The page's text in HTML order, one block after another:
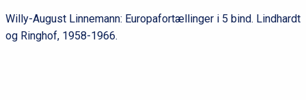
Willy-August Linnemann: Europafortællinger i 5 bind. Lindhardt
og Ringhof, 1958-1966.